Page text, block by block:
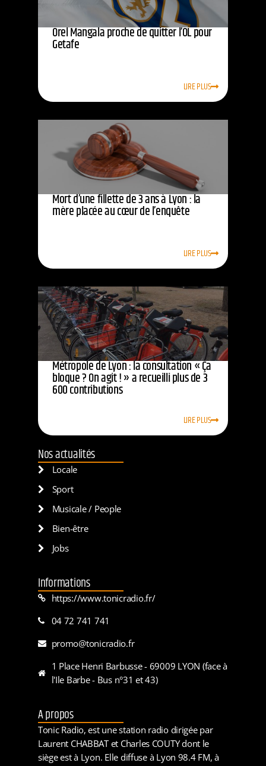
Orel Mangala proche de quitter l’OL pour
Getafe
LIRE PLUS
Mort d’une fillette de 3 ans à Lyon : la
mère placée au cœur de l’enquête
LIRE PLUS
Métropole de Lyon : la consultation « Ça
bloque ? On agit ! » a recueilli plus de 3
600 contributions
LIRE PLUS
Nos actualités
Locale
Sport
Musicale / People
Bien-être
Jobs
Informations
https://www.tonicradio.fr/
04 72 741 741
promo@tonicradio.fr
1 Place Henri Barbusse - 69009 LYON (face à
l'Ile Barbe - Bus n°31 et 43)
A propos
Tonic Radio, est une station radio dirigée par
Laurent CHABBAT et Charles COUTY dont le
siège est à Lyon. Elle diffuse à Lyon 98.4 FM, à